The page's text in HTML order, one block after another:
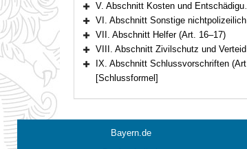
Bereich erweitern
V. Abschnitt Kosten und Entschädigung (Art. 11–14)
Bereich erweitern
VI. Abschnitt Sonstige nichtpolizeiliche Gefahrenabwehr (Art. 15)
Bereich erweitern
VII. Abschnitt Helfer (Art. 16–17)
Bereich erweitern
VIII. Abschnitt Zivilschutz und Verteidigung, zivil-militärische Zusammenarbeit (Art. 18–19)
Bereich erweitern
IX. Abschnitt Schlussvorschriften (Art. 20–22)
[Schlussformel]
Bayern.de